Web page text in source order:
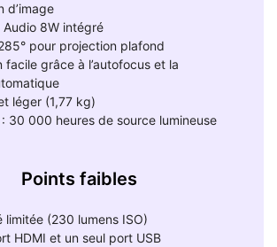
d’image
Audio 8W intégré
pour projection plafond
facile grâce à l’autofocus et la
léger (1,77 kg)
30 000 heures de source lumineuse
Points faibles
limitée (230 lumens ISO)
HDMI et un seul port USB